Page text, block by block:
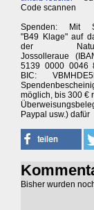
Code scannen
Spenden: Mit
"B49 Klage" auf
der
Jossolleraue
5139 0000 0046
BIC:
möglich, bis 300 €
Paypal usw.) dafür
Bisher wurden